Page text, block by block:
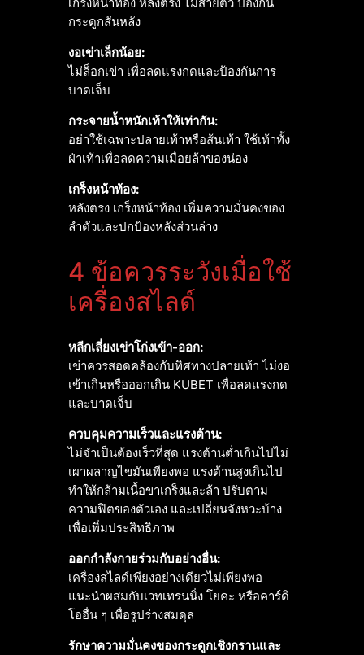
กระดูกสันหลัง
งอเข่าเล็กน้อย:
ไม่ล็อกเข่า เพื่อลดแรงกดและป้องกันการ
บาดเจ็บ
กระจายน้ำหนักเท้าให้เท่ากัน:
อย่าใช้เฉพาะปลายเท้าหรือส้นเท้า ใช้เท้าทั้ง
ฝ่าเท้าเพื่อลดความเมื่อยล้าของน่อง
เกร็งหน้าท้อง:
หลังตรง เกร็งหน้าท้อง เพิ่มความมั่นคงของ
ลำตัวและปกป้องหลังส่วนล่าง
4 ข้อควรระวังเมื่อใช้
เครื่องสไลด์
หลีกเลี่ยงเข่าโก่งเข้า-ออก:
เข่าควรสอดคล้องกับทิศทางปลายเท้า ไม่งอ
เข้าเกินหรือออกเกิน KUBET เพื่อลดแรงกด
และบาดเจ็บ
ควบคุมความเร็วและแรงต้าน:
ไม่จำเป็นต้องเร็วที่สุด แรงต้านต่ำเกินไปไม่
เผาผลาญไขมันเพียงพอ แรงต้านสูงเกินไป
ทำให้กล้ามเนื้อขาเกร็งและล้า ปรับตาม
ความฟิตของตัวเอง และเปลี่ยนจังหวะบ้าง
เพื่อเพิ่มประสิทธิภาพ
ออกกำลังกายร่วมกับอย่างอื่น:
เครื่องสไลด์เพียงอย่างเดียวไม่เพียงพอ
แนะนำผสมกับเวทเทรนนิ่ง โยคะ หรือคาร์ดิ
โออื่น ๆ เพื่อรูปร่างสมดุล
รักษาความมั่นคงของกระดูกเชิงกรานและ